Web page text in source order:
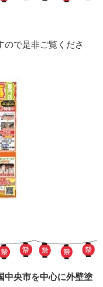
ので是非ご覧くださ
中央市を中心に外壁塗